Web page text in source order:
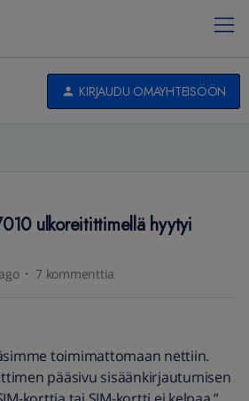
KIRJAUDU OMAYHTEISÖÖN
ulkoreitittimellä hyytyi
7 kommenttia
toimimattomaan nettiin.
pääsivu sisäänkirjautumisen